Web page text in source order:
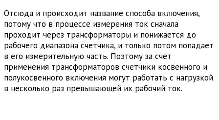
Отсюда и происходит название способа включения,
потому что в процессе измерения ток сначала
проходит через трансформаторы и понижается до
рабочего диапазона счетчика, и только потом попадает
в его измерительную часть. Поэтому за счет
применения трансформаторов счетчики косвенного и
полукосвенного включения могут работать с нагрузкой
в несколько раз превышающей их рабочий ток.